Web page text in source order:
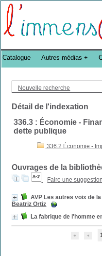
Bibliothèque DoucheFLUX
Nouvelle recherche
Détail de l'indexation
336.3 : Économie -
dette publique
336.2 Économie -
Ouvrages de la
Faire une suggestion
AVP Les autres voix de
Beatriz Ortiz
La fabrique de l'homme
Catalogue Autres médias